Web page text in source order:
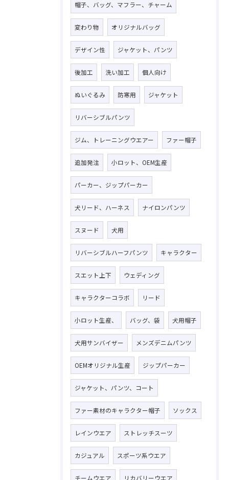
帽子、バッグ、マフラー、チャーム
変わり物 オリジナルバッグ
デザイン性 ジャケット、パンツ
後加工 洗い加工 個人向け
ぬいぐるみ 防寒用 ジャケット
リバーシブルパンツ
ジム、トレーニングウエアー ファー帽子
追加発注 小ロット、OEM生産
パーカー、ジップパーカー
犬リード、ハーネス ナイロンパンツ
スヌード 犬用
リバーシブルハーフパンツ キャラクター
スエット上下 ウェディング
キャラクターコラボ リード
小ロット生産、 バッグ、袋 犬用帽子
犬用サンバイザー メンズデニムパンツ
OEMオリジナル生産 ジップパーカー
ジャケット、パンツ、コート
ファー素材のキャラクター帽子 ソックス
レインウエア ストレッチスーツ
カジュアル スポーツ系ウエア
チームウエア リカバリーウエア